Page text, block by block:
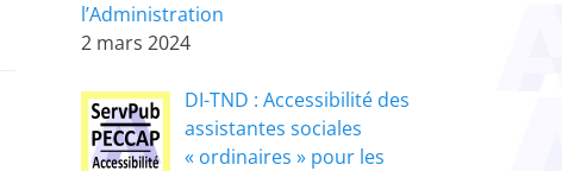
l’Administration
2 mars 2024
DI-TND : Accessibilité des
assistantes sociales
« ordinaires » pour les